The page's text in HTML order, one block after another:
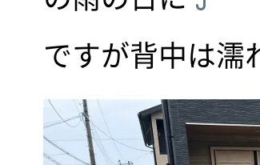
ですが背中は濡